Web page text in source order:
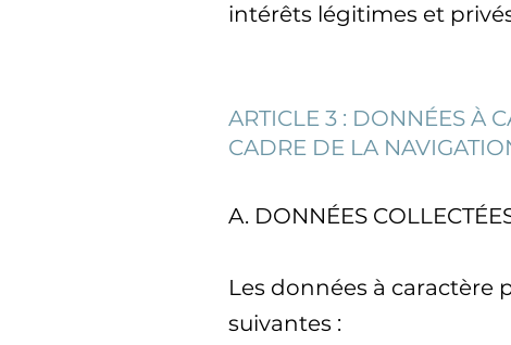
intérêts légitimes et
ARTICLE 3 : DONNÉES À
CADRE DE LA
A. DONNÉES
Les données à caractère
suivantes :